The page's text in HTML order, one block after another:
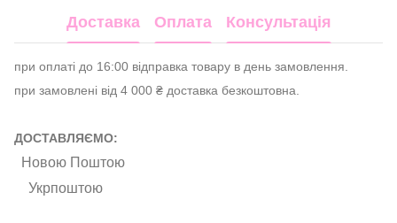
Доставка Оплата Консультація
при оплаті до 16:00 відправка товару в день замовлення.
при замовлені від 4 000 ₴ доставка безкоштовна.
ДОСТАВЛЯЄМО:
Новою Поштою
Укрпоштою